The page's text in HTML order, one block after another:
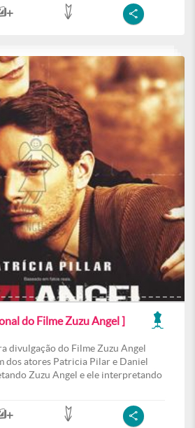
do Filme Zuzu Angel ]
divulgação do Filme Zuzu Angel
dos atores Patricia Pilar e Daniel
Zuzu Angel e ele interpretando